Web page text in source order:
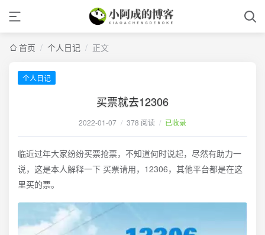
首页 / 个人日记 / 正文
个人日记
买票就去12306
2022-01-07 / 378 阅读 / 已收录
临近过年大家纷纷买票抢票，不知道何时说起，尽然有助力一
说，这是本人解释一下 买票请用，12306，其他平台都是在这
里买的票。